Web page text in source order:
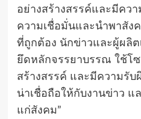
อย่างสร้างสรรค์และมีคว
ความเชื่อมั่นและนำพาสัง
ที่ถูกต้อง นักข่าวและผู้ผลิ
ยึดหลักจรรยาบรรณ ใช้โซ
สร้างสรรค์ และมีความรับ
น่าเชื่อถือให้กับงานข่าว แ
แก่สังคม”